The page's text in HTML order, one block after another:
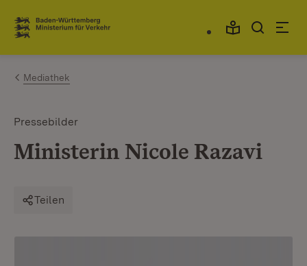
Zum Inhalt springen
Link zur Startseite
Mediathek
Pressebilder
Ministerin Nicole Razavi
Teilen